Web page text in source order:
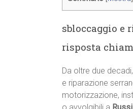
sbloccaggio e
risposta
Da oltre due
e riparazione
motorizzazione,